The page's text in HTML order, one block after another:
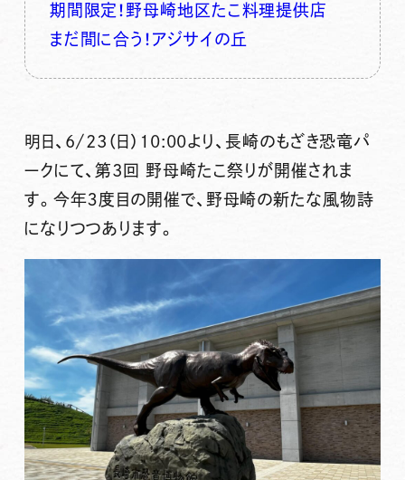
期間限定！野母崎地区たこ料理提供店
まだ間に合う！アジサイの丘
明日、 6/23（日）10:00より、長崎のもざき恐竜パ
ークにて、第3回 野母崎たこ祭りが開催されま
す。今年３度目の開催で、野母崎の新たな風物詩
になりつつあります。